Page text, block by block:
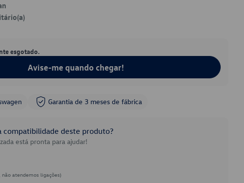
esgotado.
Avise-me quando chegar!
Garantia de 3 meses de fábrica
compatibilidade deste produto?
está pronta para ajudar!
atendemos ligações)